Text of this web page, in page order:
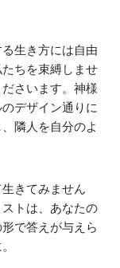
生き方には自由
ちを束縛しませ
さいます。神様
デザイン通りに
隣人を自分のよ
きてみません
トは、あなたの
で答えが与えら